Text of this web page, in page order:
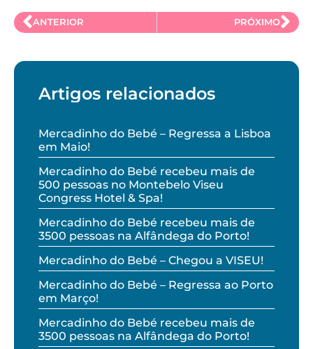
ANTERIOR PRÓXIMO
Artigos relacionados
Mercadinho do Bebé – Regressa a Lisboa
em Maio!
Mercadinho do Bebé recebeu mais de
500 pessoas no Montebelo Viseu
Congress Hotel & Spa!
Mercadinho do Bebé recebeu mais de
3500 pessoas na Alfândega do Porto!
Mercadinho do Bebé – Chegou a VISEU!
Mercadinho do Bebé – Regressa ao Porto
em Março!
Mercadinho do Bebé recebeu mais de
3500 pessoas na Alfândega do Porto!